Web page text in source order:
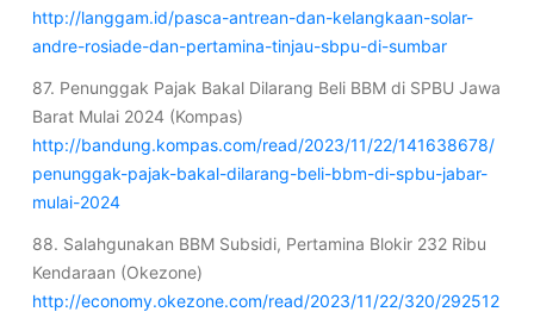
http://langgam.id/pasca-antrean-dan-kelangkaan-solar-
andre-rosiade-dan-pertamina-tinjau-sbpu-di-sumbar
87. Penunggak Pajak Bakal Dilarang Beli BBM di SPBU Jawa
Barat Mulai 2024 (Kompas)
http://bandung.kompas.com/read/2023/11/22/141638678/
penunggak-pajak-bakal-dilarang-beli-bbm-di-spbu-jabar-
mulai-2024
88. Salahgunakan BBM Subsidi, Pertamina Blokir 232 Ribu
Kendaraan (Okezone)
http://economy.okezone.com/read/2023/11/22/320/292512